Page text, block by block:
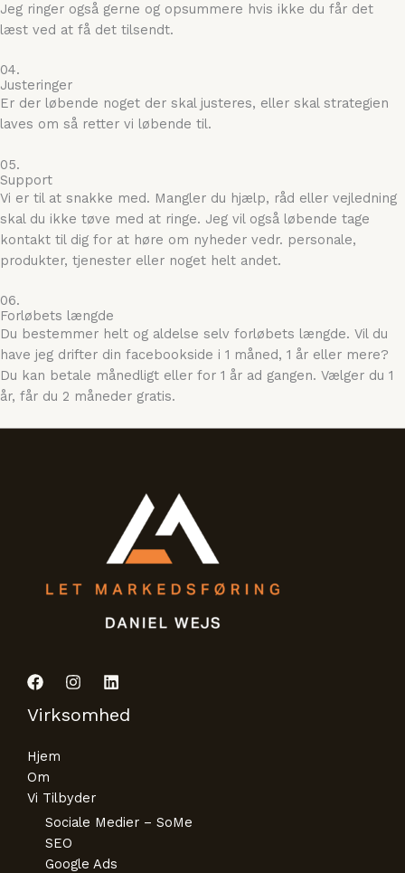
Jeg ringer også gerne og opsummere hvis ikke du får det
læst ved at få det tilsendt.
04.
Justeringer
Er der løbende noget der skal justeres, eller skal strategien
laves om så retter vi løbende til.
05.
Support
Vi er til at snakke med. Mangler du hjælp, råd eller vejledning
skal du ikke tøve med at ringe. Jeg vil også løbende tage
kontakt til dig for at høre om nyheder vedr. personale,
produkter, tjenester eller noget helt andet.
06.
Forløbets længde
Du bestemmer helt og aldelse selv forløbets længde. Vil du
have jeg drifter din facebookside i 1 måned, 1 år eller mere?
Du kan betale månedligt eller for 1 år ad gangen. Vælger du 1
år, får du 2 måneder gratis.
Virksomhed
Hjem
Om
Vi Tilbyder
Sociale Medier – SoMe
SEO
Google Ads